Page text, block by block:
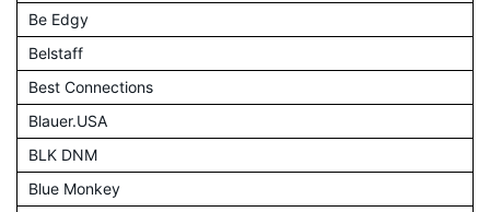
Be Edgy
Belstaff
Best Connections
Blauer.USA
BLK DNM
Blue Monkey